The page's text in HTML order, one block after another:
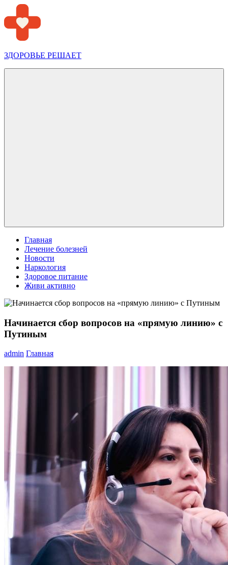
Перейти
к
содержимому
ЗДОРОВЬЕ РЕШАЕТ
Главная
Лечение болезней
Новости
Наркология
Здоровое питание
Живи активно
Начинается сбор вопросов на «прямую линию» с
Путиным
admin Главная